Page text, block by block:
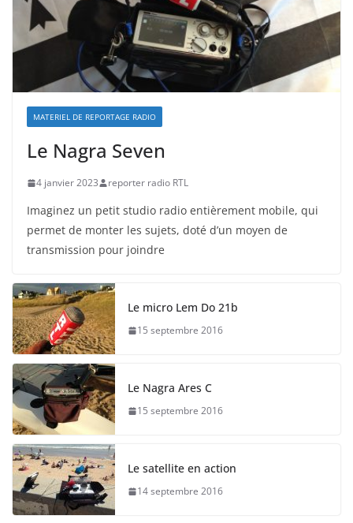
MATERIEL DE REPORTAGE RADIO
Le Nagra Seven
4 janvier 2023 reporter radio RTL
Imaginez un petit studio radio entièrement mobile, qui
permet de monter les sujets, doté d’un moyen de
transmission pour joindre
Le micro Lem Do 21b
15 septembre 2016
Le Nagra Ares C
15 septembre 2016
Le satellite en action
14 septembre 2016